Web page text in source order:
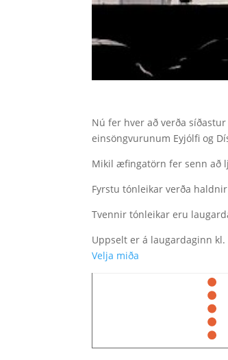
Nú fer hver að verða
einsöngvurunum Eyjólfi og
Mikil æfingatörn fer senn að
Fyrstu tónleikar verða
Tvennir tónleikar eru
Uppselt er á laugardaginn
Velja miða